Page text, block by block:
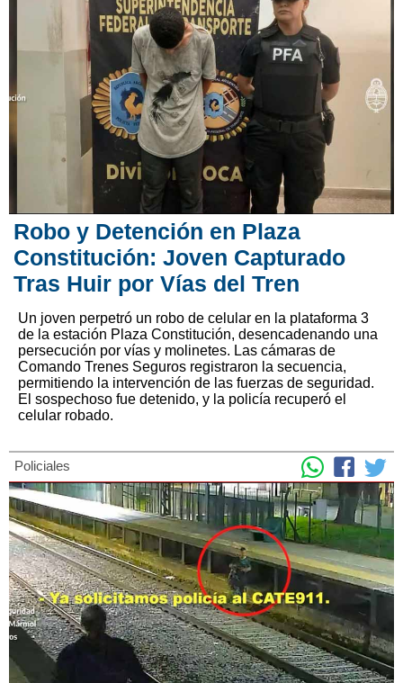
Robo y Detención en Plaza
Constitución: Joven Capturado
Tras Huir por Vías del Tren
Un joven perpetró un robo de celular en la plataforma 3
de la estación Plaza Constitución, desencadenando una
persecución por vías y molinetes. Las cámaras de
Comando Trenes Seguros registraron la secuencia,
permitiendo la intervención de las fuerzas de seguridad.
El sospechoso fue detenido, y la policía recuperó el
celular robado.
Policiales